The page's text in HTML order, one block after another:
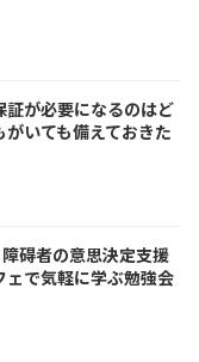
証が必要になるのはど
がいても備えておきた
障碍者の意思決定支援
ェで気軽に学ぶ勉強会